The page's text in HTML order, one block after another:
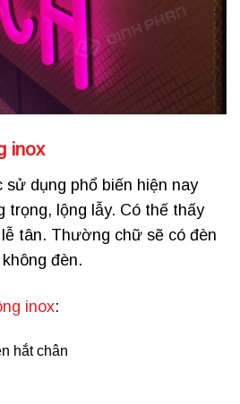
inox
dụng phổ biến hiện nay
trọng, lộng lẫy. Có thế thấy
tân. Thường chữ sẽ có đèn
đèn.
inox:
hắt chân